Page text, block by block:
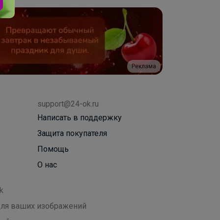
Реклама
support@24-ok.ru
Написать в поддержку
Защита покупателя
Помощь
О нас
ваших изображений